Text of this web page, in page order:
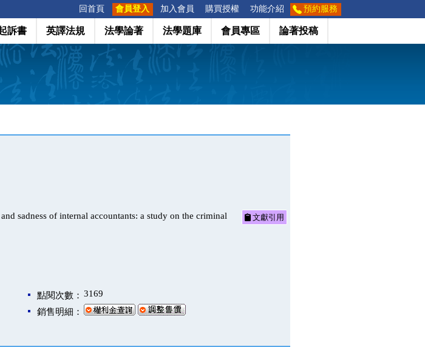
回首頁 會員登入 加入會員 購買授權 功能介紹 預約服務
訴書 英譯法規 法學論著 法學題庫 會員專區 論著投稿
sadness of internal accountants: a study on the criminal
文獻引用
點閱次數： 3169
銷售明細：